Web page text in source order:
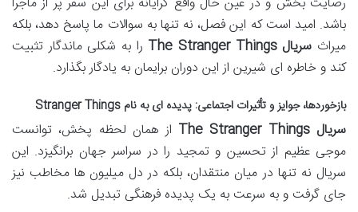
باشد. امید است که این فصل، نه تنها به سوالات ما پاسخ دهد، بلکه
میراث سریال The Stranger Things
را به شکلی ماندگار تثبیت
کند و خاطره ای شیرین از این دوران برایمان به یادگار بگذارد.
بازخوردها، جوایز و تأثیرات اجتماعی: پدیده ای به نام Stranger Things
سریال The Stranger Things
از همان لحظه پخش، توانست
موجی عظیم از تحسین و تمجید را در سراسر جهان برانگیزد. این
سریال نه تنها در میان منتقدان، بلکه در دل میلیون ها مخاطب نیز
جای گرفت و به سرعت به یک پدیده فرهنگی تبدیل شد.